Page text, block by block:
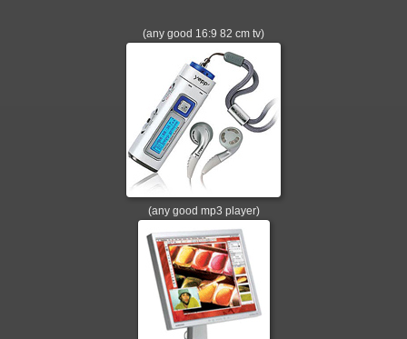
(any good 16:9 82 cm tv)
(any good mp3 player)